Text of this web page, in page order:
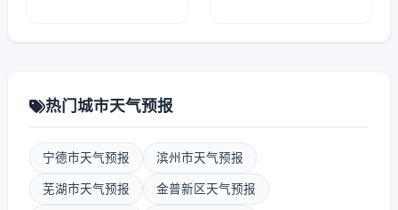
热门城市天气预报
宁德市天气预报 滨州市天气预报
芜湖市天气预报 金普新区天气预报